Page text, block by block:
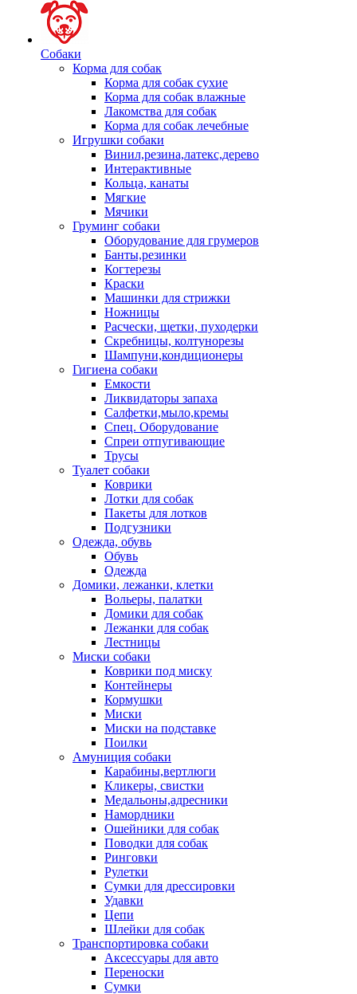
Собаки
Корма для собак
Корма для собак сухие
Корма для собак влажные
Лакомства для собак
Корма для собак лечебные
Игрушки собаки
Винил,резина,латекс,дерево
Интерактивные
Кольца, канаты
Мягкие
Мячики
Груминг собаки
Оборудование для грумеров
Банты,резинки
Когтерезы
Краски
Машинки для стрижки
Ножницы
Расчески, щетки, пуходерки
Скребницы, колтунорезы
Шампуни,кондиционеры
Гигиена собаки
Емкости
Ликвидаторы запаха
Салфетки,мыло,кремы
Спец. Оборудование
Спреи отпугивающие
Трусы
Туалет собаки
Коврики
Лотки для собак
Пакеты для лотков
Подгузники
Одежда, обувь
Обувь
Одежда
Домики, лежанки, клетки
Вольеры, палатки
Домики для собак
Лежанки для собак
Лестницы
Миски собаки
Коврики под миску
Контейнеры
Кормушки
Миски
Миски на подставке
Поилки
Амуниция собаки
Карабины,вертлюги
Кликеры, свистки
Медальоны,адресники
Намордники
Ошейники для собак
Поводки для собак
Ринговки
Рулетки
Сумки для дрессировки
Удавки
Цепи
Шлейки для собак
Транспортировка собаки
Аксессуары для авто
Переноски
Сумки